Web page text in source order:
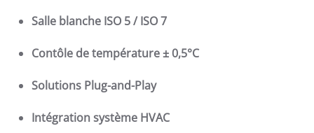
Salle blanche ISO 5 / ISO 7
Contôle de température ± 0,5°C
Solutions Plug-and-Play
Intégration système HVAC